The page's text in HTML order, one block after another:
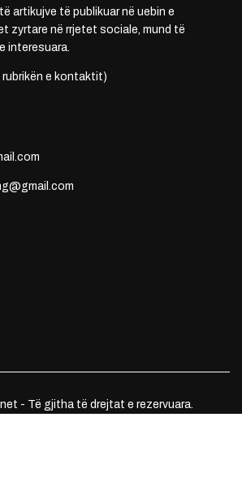
artikujve të publikuar në uebin e
zyrtare në rrjetet sociale, mund të
interesuara.
rubrikën e kontaktit)
- Të gjitha të drejtat e rezervuara.